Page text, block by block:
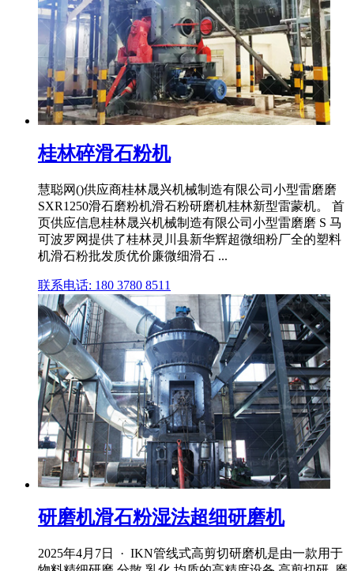
桂林碎滑石粉机
慧聪网()供应商桂林晟兴机械制造有限公司小型雷磨磨
SXR1250滑石磨粉机滑石粉研磨机桂林新型雷蒙机。 首
页供应信息桂林晟兴机械制造有限公司小型雷磨磨 S 马
可波罗网提供了桂林灵川县新华辉超微细粉厂全的塑料
机滑石粉批发质优价廉微细滑石 ...
联系电话: 180 3780 8511
研磨机滑石粉湿法超细研磨机
2025年4月7日 · IKN管线式高剪切研磨机是由一款用于